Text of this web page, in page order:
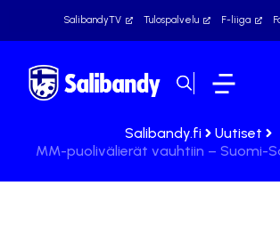
SalibandyTV Tulospalvelu F-liiga
Salibandy.fi
Uutiset
MM-puolivälierät vauhtiin – Suomi-